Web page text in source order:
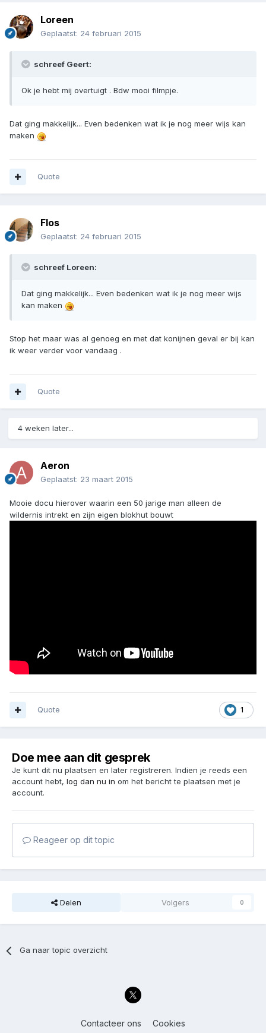
Loreen
Geplaatst: 24 februari 2015
schreef Geert:
Ok je hebt mij overtuigt . Bdw mooi filmpje.
Dat ging makkelijk... Even bedenken wat ik je nog meer wijs kan
maken
Quote
Flos
Geplaatst: 24 februari 2015
schreef Loreen:
Dat ging makkelijk... Even bedenken wat ik je nog meer wijs
kan maken
Stop het maar was al genoeg en met dat konijnen geval er bij kan
ik weer verder voor vandaag .
Quote
4 weken later...
Aeron
Geplaatst: 23 maart 2015
Mooie docu hierover waarin een 50 jarige man alleen de
wildernis intrekt en zijn eigen blokhut bouwt
1
Quote
Doe mee aan dit gesprek
Je kunt dit nu plaatsen en later registreren. Indien je reeds een
account hebt, log dan nu in om het bericht te plaatsen met je
account.
Reageer op dit topic
Delen Volgers 0
Ga naar topic overzicht
Contacteer ons Cookies